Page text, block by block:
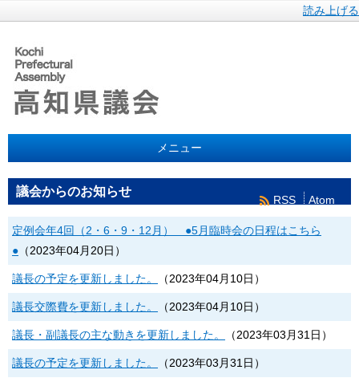
読み上げる
メニュー
議会からのお知らせ
RSS Atom
定例会年4回（2・6・9・12月） ●5月臨時会の日程はこちら
● （2023年04月20日 ）
議長の予定を更新しました。 （2023年04月10日 ）
議長交際費を更新しました。 （2023年04月10日 ）
議長・副議長の主な動きを更新しました。 （2023年03月31日 ）
議長の予定を更新しました。 （2023年03月31日 ）